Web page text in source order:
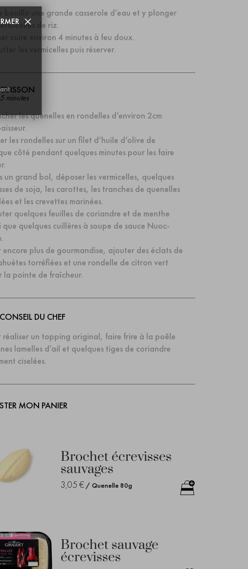
bouillir une grande casserole d’eau et y plonger
de riz.
cuire environ 4 minutes à feu doux.
les vermicelles puis réserver.
5 minutes
les quenelles en rondelles d’environ 2cm
les rondelles sur un filet d’huile d’olive de
côté pendant quelques minutes pour les faire
un grand bol, déposer les vermicelles, quelques
de soja, les carottes, les tranches de quenelles
et les crevettes marinées.
quelques feuilles de coriandre et de menthe
que quelques cuillères à soupe de sauce Nuoc-
encore plus de gourmandise, ajouter des éclats de
torréfiées et une rondelle de citron vert
la pointe de fraîcheur.
CONSEIL DU CHEF
réaliser un topping original, faire frire à la poêle
lamelles d’ail et quelques tiges de coriandre
ciselées.
MON PANIER
Brochet écrevisses
sauvages
3,05 € / Quenelle 80g
Brochet sauvage
écrevisses